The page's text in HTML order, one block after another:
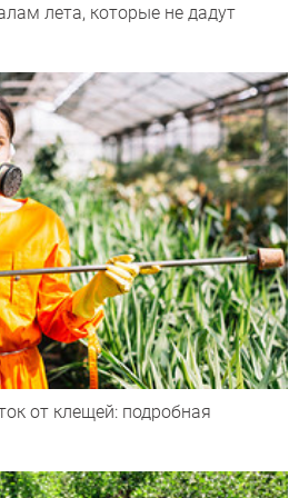
лета, которые не дадут
от клещей: подробная